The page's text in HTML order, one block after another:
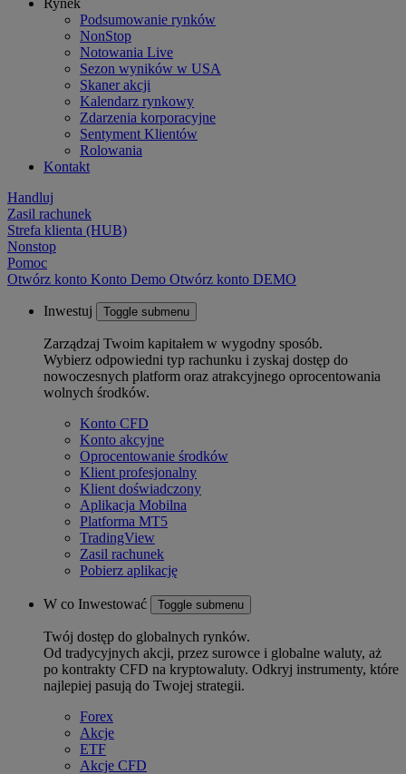
Podsumowanie rynków
NonStop
Notowania Live
Sezon wyników w USA
Skaner akcji
Kalendarz rynkowy
Zdarzenia korporacyjne
Sentyment Klientów
Rolowania
Kontakt
Handluj
Zasil rachunek
Strefa klienta (HUB)
Nonstop
Pomoc
Otwórz konto Konto Demo Otwórz konto DEMO
Inwestuj Toggle submenu
Zarządzaj Twoim kapitałem w wygodny sposób.
Wybierz odpowiedni typ rachunku i zyskaj dostęp do
nowoczesnych platform oraz atrakcyjnego oprocentowania
wolnych środków.
Konto CFD
Konto akcyjne
Oprocentowanie środków
Klient profesjonalny
Klient doświadczony
Aplikacja Mobilna
Platforma MT5
TradingView
Zasil rachunek
Pobierz aplikację
W co Inwestować Toggle submenu
Twój dostęp do globalnych rynków.
Od tradycyjnych akcji, przez surowce i globalne waluty, aż
po kontrakty CFD na kryptowaluty. Odkryj instrumenty, które
najlepiej pasują do Twojej strategii.
Forex
Akcje
ETF
Akcje CFD